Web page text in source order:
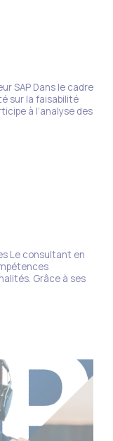
SAP Dans le cadre
sur la faisabilité
à l’analyse des
Le consultant en
Grâce à ses